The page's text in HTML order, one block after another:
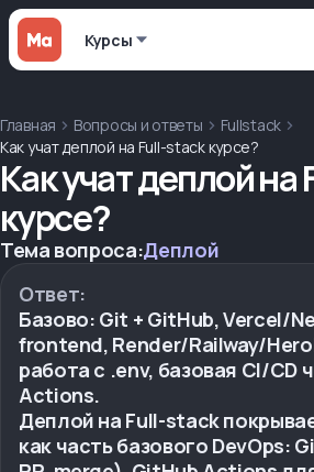
Курсы
Главная Вопросы и ответы
Fullstack
Как учат деплой на Full-stack курсе?
Как учат деплой
курсе?
Тема вопроса:Деплой
Ответ:
Базово: Git + GitHub, Vercel/
frontend, Render/Railway/
работа с .env, базовая CI/CD
Actions.
Деплой на Full-stack
как часть базового DevOps: